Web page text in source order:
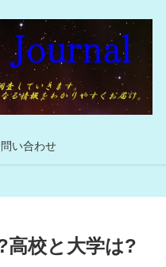
い合わせ
高校と大学は?